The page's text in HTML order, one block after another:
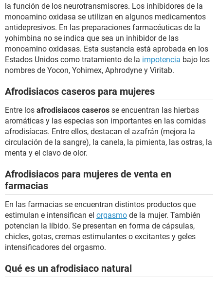
la función de los neurotransmisores. Los inhibidores de la
monoamino oxidasa se utilizan en algunos medicamentos
antidepresivos. En las preparaciones farmacéuticas de la
yohimbina no se indica que sea un inhibidor de las
monoamino oxidasas. Esta sustancia está aprobada en los
Estados Unidos como tratamiento de la impotencia bajo los
nombres de Yocon, Yohimex, Aphrodyne y Viritab.
Afrodisiacos caseros para mujeres
Entre los afrodisiacos caseros se encuentran las hierbas
aromáticas y las especias son importantes en las comidas
afrodisíacas. Entre ellos, destacan el azafrán (mejora la
circulación de la sangre), la canela, la pimienta, las ostras, la
menta y el clavo de olor.
Afrodisiacos para mujeres de venta en
farmacias
En las farmacias se encuentran distintos productos que
estimulan e intensifican el orgasmo de la mujer. También
potencian la líbido. Se presentan en forma de cápsulas,
chicles, gotas, cremas estimulantes o excitantes y geles
intensificadores del orgasmo.
Qué es un afrodisiaco natural